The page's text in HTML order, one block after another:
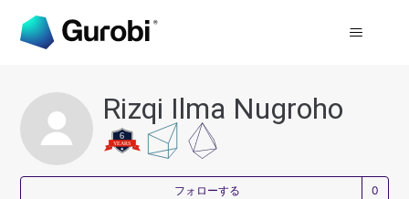
Rizqi Ilma Nugroho
フォローする